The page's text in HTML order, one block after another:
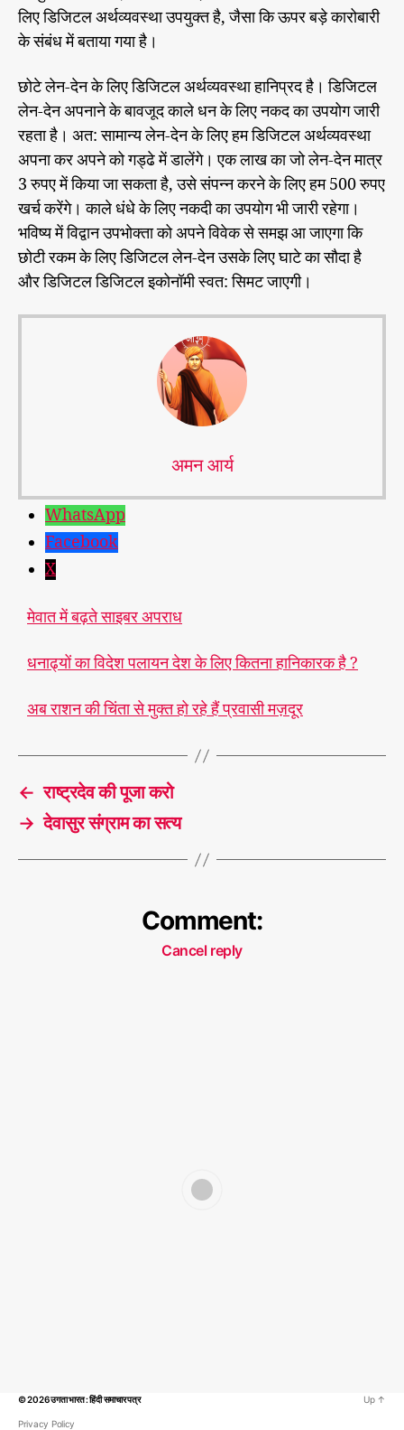
लिए डिजिटल अर्थव्यवस्था उपयुक्त है, जैसा कि ऊपर बड़े कारोबारी
के संबंध में बताया गया है।
छोटे लेन-देन के लिए डिजिटल अर्थव्यवस्था हानिप्रद है। डिजिटल
लेन-देन अपनाने के बावजूद काले धन के लिए नकद का उपयोग जारी
रहता है। अत: सामान्य लेन-देन के लिए हम डिजिटल अर्थव्यवस्था
अपना कर अपने को गड्ढे में डालेंगे। एक लाख का जो लेन-देन मात्र
3 रुपए में किया जा सकता है, उसे संपन्न करने के लिए हम 500 रुपए
खर्च करेंगे। काले धंधे के लिए नकदी का उपयोग भी जारी रहेगा।
भविष्य में विद्वान उपभोक्ता को अपने विवेक से समझ आ जाएगा कि
छोटी रकम के लिए डिजिटल लेन-देन उसके लिए घाटे का सौदा है
और डिजिटल डिजिटल इकोनॉमी स्वत: सिमट जाएगी।
अमन आर्य
WhatsApp
Facebook
X
मेवात में बढ़ते साइबर अपराध
धनाढ्यों का विदेश पलायन देश के लिए कितना हानिकारक है ?
अब राशन की चिंता से मुक्त हो रहे हैं प्रवासी मज़दूर
T
g
जि
अ
व्यव
स्था
← राष्ट्रदेव की पूजा करो
→ देवासुर संग्राम का सत्य
Comment:
Cancel reply
© 2026उगता भारत : हिंदी समाचार पत्र
Privacy Policy
Up ↑